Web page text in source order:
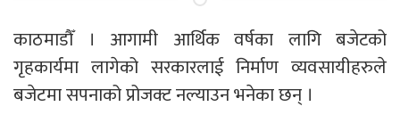
काठमाडाैँ । आगामी आर्थिक वर्षका लागि बजेटको
गृहकार्यमा लागेको सरकारलाई निर्माण व्यवसायीहरुले
बजेटमा सपनाको प्रोजक्ट नल्याउन भनेका छन् ।